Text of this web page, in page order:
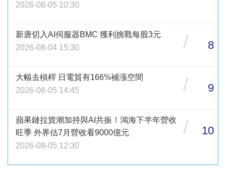
2026-08-05 10:30
新唐切入AI伺服器BMC 獲利挑戰每股3元
2026-08-04 15:30
/ 8
大幅去槓桿 日電貿有166%補漲空間
2026-08-05 14:45
/ 9
蘋果鏈拉貨潮加持與AI共振！鴻海下半年營收
旺季 外界估7月營收看9000億元
2026-08-05 12:30
/ 10